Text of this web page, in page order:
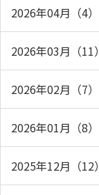
2026年04月（4）
2026年03月（11）
2026年02月（7）
2026年01月（8）
2025年12月（12）